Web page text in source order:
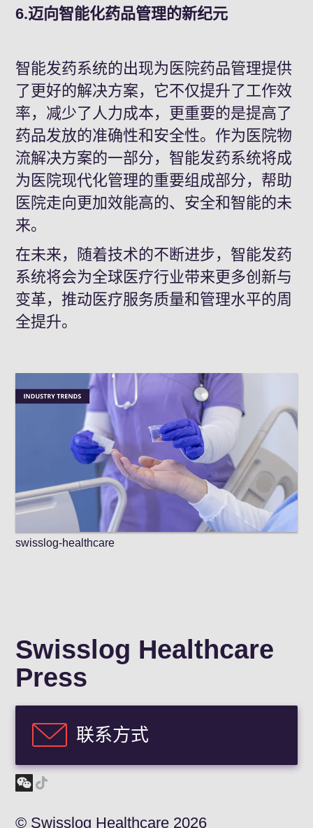
6.迈向智能化药品管理的新纪元
智能发药系统的出现为医院药品管理提供
了更好的解决方案，它不仅提升了工作效
率，减少了人力成本，更重要的是提高了
药品发放的准确性和安全性。作为医院物
流解决方案的一部分，智能发药系统将成
为医院现代化管理的重要组成部分，帮助
医院走向更加效能高的、安全和智能的未
来。
在未来，随着技术的不断进步，智能发药
系统将会为全球医疗行业带来更多创新与
变革，推动医疗服务质量和管理水平的周
全‌提升。
swisslog-healthcare
Swisslog Healthcare
Press
联系方式
© Swisslog Healthcare 2026